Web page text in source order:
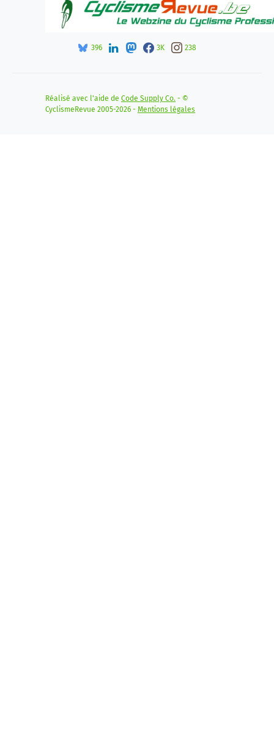
396 3K 238
Réalisé avec l'aide de Code Supply Co. - ©
CyclismeRevue 2005-2026 - Mentions légales